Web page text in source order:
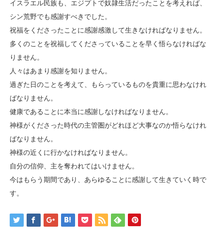
イスラエル民族も、エジプトで奴隷生活だったことを考えれば、
シン荒野でも感謝すべきでした。
祝福をくださったことに感謝感激して生きなければなりません。
多くのことを祝福してくださっていることを早く悟らなければな
りません。
人々はあまり感謝を知りません。
過ぎた日のことを考えて、もらっているものを貴重に思わなけれ
ばなりません。
健康であることに本当に感謝しなければなりません。
神様がくださった時代の主管圏がどれほど大事なのか悟らなけれ
ばなりません。
神様の近くに行かなければなりません。
自分の信仰、主を奪われてはいけません。
今はもらう期間であり、あらゆることに感謝して生きていく時で
す。